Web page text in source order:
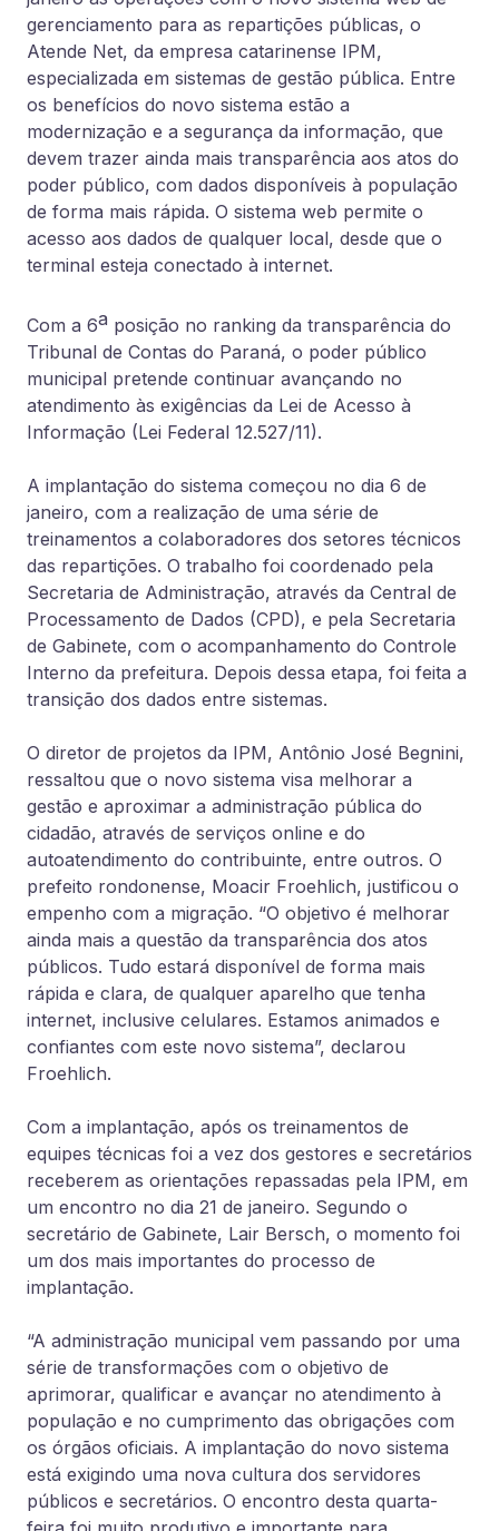
gerenciamento para as repartições públicas, o
Atende Net, da empresa catarinense IPM,
especializada em sistemas de gestão pública. Entre
os benefícios do novo sistema estão a
modernização e a segurança da informação, que
devem trazer ainda mais transparência aos atos do
poder público, com dados disponíveis à população
de forma mais rápida. O sistema web permite o
acesso aos dados de qualquer local, desde que o
terminal esteja conectado à internet.
Com a 6a posição no ranking da transparência do
Tribunal de Contas do Paraná, o poder público
municipal pretende continuar avançando no
atendimento às exigências da Lei de Acesso à
Informação (Lei Federal 12.527/11).
A implantação do sistema começou no dia 6 de
janeiro, com a realização de uma série de
treinamentos a colaboradores dos setores técnicos
das repartições. O trabalho foi coordenado pela
Secretaria de Administração, através da Central de
Processamento de Dados (CPD), e pela Secretaria
de Gabinete, com o acompanhamento do Controle
Interno da prefeitura. Depois dessa etapa, foi feita a
transição dos dados entre sistemas.
O diretor de projetos da IPM, Antônio José Begnini,
ressaltou que o novo sistema visa melhorar a
gestão e aproximar a administração pública do
cidadão, através de serviços online e do
autoatendimento do contribuinte, entre outros. O
prefeito rondonense, Moacir Froehlich, justificou o
empenho com a migração. “O objetivo é melhorar
ainda mais a questão da transparência dos atos
públicos. Tudo estará disponível de forma mais
rápida e clara, de qualquer aparelho que tenha
internet, inclusive celulares. Estamos animados e
confiantes com este novo sistema”, declarou
Froehlich.
Com a implantação, após os treinamentos de
equipes técnicas foi a vez dos gestores e secretários
receberem as orientações repassadas pela IPM, em
um encontro no dia 21 de janeiro. Segundo o
secretário de Gabinete, Lair Bersch, o momento foi
um dos mais importantes do processo de
implantação.
“A administração municipal vem passando por uma
série de transformações com o objetivo de
aprimorar, qualificar e avançar no atendimento à
população e no cumprimento das obrigações com
os órgãos oficiais. A implantação do novo sistema
está exigindo uma nova cultura dos servidores
públicos e secretários. O encontro desta quarta-